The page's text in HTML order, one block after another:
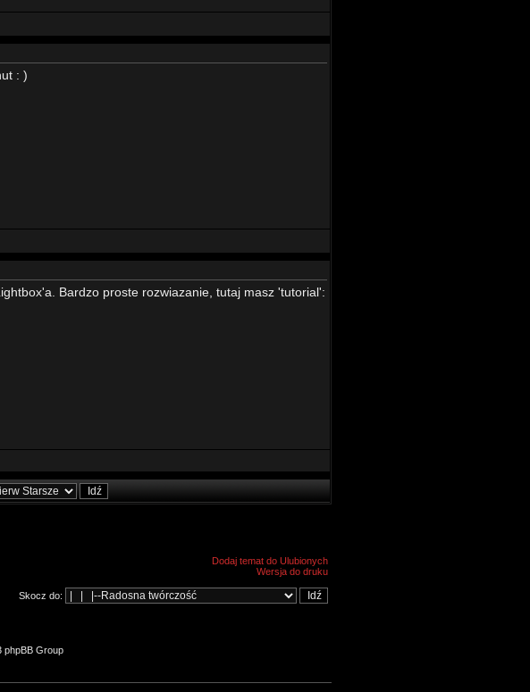
: )
Bardzo proste rozwiazanie, tutaj masz 'tutorial':
Dodaj temat do Ulubionych
Wersja do druku
Skocz do:
Group